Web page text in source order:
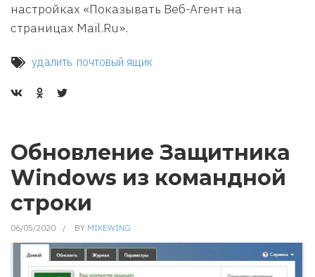
настройках «Показывать Веб-Агент на
страницах Mail.Ru».
удалить почтовый ящик
Обновление Защитника
Windows из командной
строки
06/05/2020 BY MIKEWING